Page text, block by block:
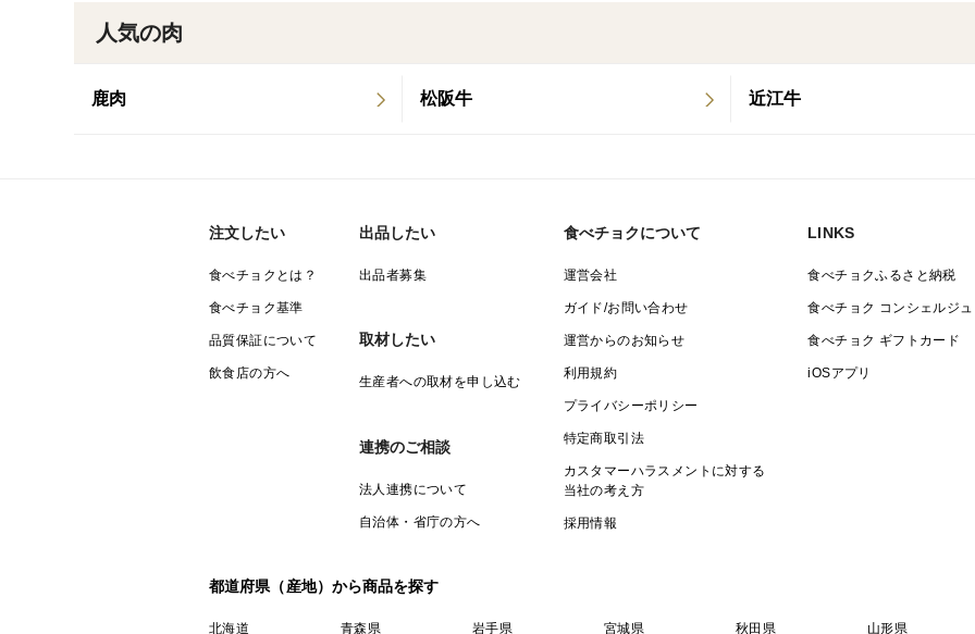
人気の肉
鹿肉 松阪牛 近江牛
注文したい
食べチョクとは？
食べチョク基準
品質保証について
飲食店の方へ
出品したい
出品者募集
取材したい
生産者への取材を申し込む
連携のご相談
法人連携について
自治体・省庁の方へ
食べチョクについて
運営会社
ガイド/お問い合わせ
運営からのお知らせ
利用規約
プライバシーポリシー
特定商取引法
カスタマーハラスメントに対する
当社の考え方
採用情報
LINKS
食べチョクふるさと納税
食べチョク コンシェルジュ
食べチョク ギフトカード
iOSアプリ
都道府県（産地）から商品を探す
北海道 青森県 岩手県 宮城県 秋田県 山形県